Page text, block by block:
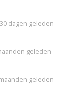
30 dagen geleden
geleden
geleden